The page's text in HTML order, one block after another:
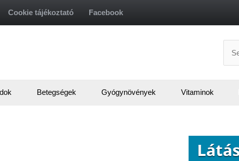
Cookie tájékoztató Facebook
for:
Betegségek Gyógynövények Vitaminok